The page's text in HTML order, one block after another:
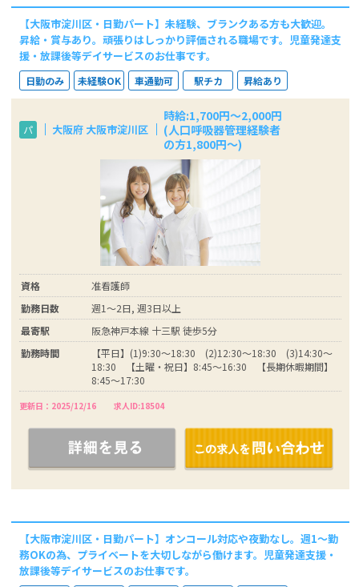
【大阪市淀川区・日勤パート】未経験、ブランクある方も大歓迎。
昇給・賞与あり。頑張りはしっかり評価される職場です。児童発達支
援・放課後等デイサービスのお仕事です。
日勤のみ 未経験OK 車通勤可 駅チカ 昇給あり
パ 大阪府 大阪市淀川区
時給:1,700円～2,000円
(人口呼吸器管理経験者
の方1,800円～)
資格
准看護師
勤務日数
週1～2日, 週3日以上
最寄駅
阪急神戸本線 十三駅 徒歩5分
勤務時間
【平日】(1)9:30～18:30 (2)12:30～18:30 (3)14:30～
18:30 【土曜・祝日】8:45～16:30 【長期休暇期間】
8:45～17:30
更新日：2025/12/16 求人ID:18504
【大阪市淀川区・日勤パート】オンコール対応や夜勤なし。週1～勤
務OKの為、プライベートを大切しながら働けます。児童発達支援・
放課後等デイサービスのお仕事です。